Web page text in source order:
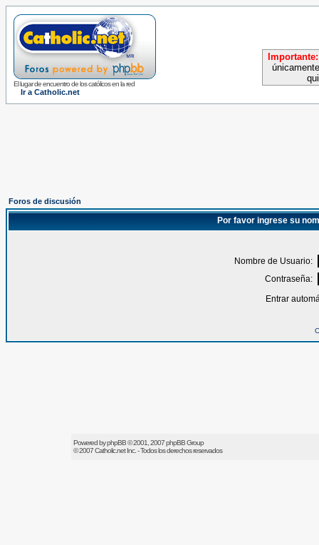
El lugar de encuentro de los católicos en la red
Ir a Catholic.net
Importante:
Foros de discusión
Por favor ingrese su
Nombre de Usuario:
Contraseña:
Entrar
Powered byphpBB© 2001, 2007 phpBB Group
© 2007Catholic.netInc. - Todos los derechos reservados